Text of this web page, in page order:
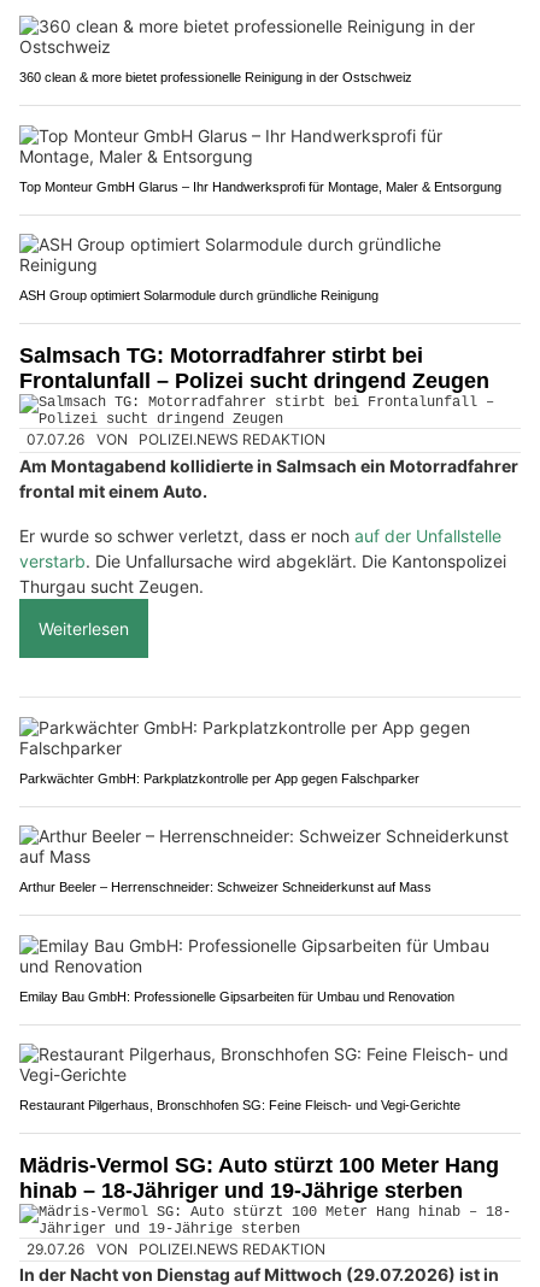
360 clean & more bietet professionelle Reinigung in der Ostschweiz
Top Monteur GmbH Glarus – Ihr Handwerksprofi für Montage, Maler & Entsorgung
ASH Group optimiert Solarmodule durch gründliche Reinigung
Salmsach TG: Motorradfahrer stirbt bei
Frontalunfall – Polizei sucht dringend Zeugen
07.07.26 VON POLIZEI.NEWS REDAKTION
Am Montagabend kollidierte in Salmsach ein Motorradfahrer
frontal mit einem Auto.
Er wurde so schwer verletzt, dass er noch auf der Unfallstelle
verstarb. Die Unfallursache wird abgeklärt. Die Kantonspolizei
Thurgau sucht Zeugen.
Weiterlesen
Parkwächter GmbH: Parkplatzkontrolle per App gegen Falschparker
Arthur Beeler – Herrenschneider: Schweizer Schneiderkunst auf Mass
Emilay Bau GmbH: Professionelle Gipsarbeiten für Umbau und Renovation
Restaurant Pilgerhaus, Bronschhofen SG: Feine Fleisch- und Vegi-Gerichte
Mädris-Vermol SG: Auto stürzt 100 Meter Hang
hinab – 18-Jähriger und 19-Jährige sterben
29.07.26 VON POLIZEI.NEWS REDAKTION
In der Nacht von Dienstag auf Mittwoch (29.07.2026) ist in